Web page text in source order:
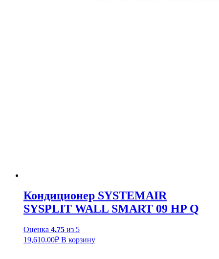
Кондиционер SYSTEMAIR
SYSPLIT WALL SMART 09 HP Q
Оценка 4.75 из 5
19,610.00₽ В корзину